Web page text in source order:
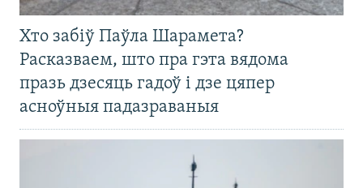
Хто забіў Паўла Шарамета?
Расказваем, што пра гэта вядома
празь дзесяць гадоў і дзе цяпер
асноўныя падазраваныя